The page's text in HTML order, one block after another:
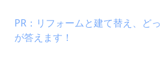
PR：リフォームと建て替え、ど
が答えます！